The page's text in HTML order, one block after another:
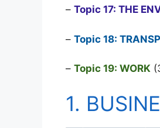
– Topic 17: THE
– Topic 18:
– Topic 19: WORK
1.